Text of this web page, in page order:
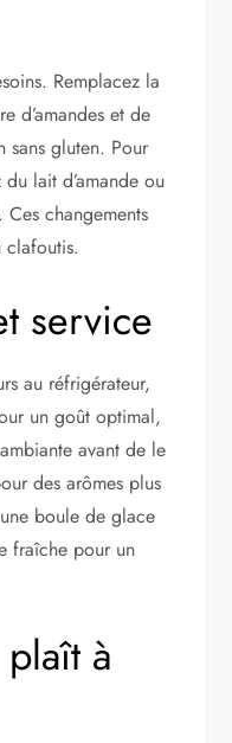
Remplacez la
d’amandes et de
sans gluten. Pour
lait d’amande ou
changements
clafoutis.
service
au réfrigérateur,
un goût optimal,
avant de le
des arômes plus
boule de glace
fraîche pour un
à